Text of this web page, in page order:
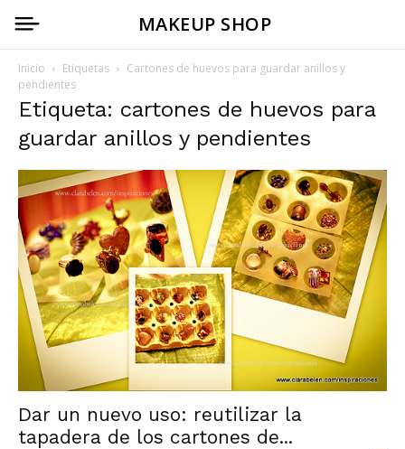
MAKEUP SHOP
Inicio Etiquetas
Cartones de huevos para guardar anillos y
pendientes
Etiqueta: cartones de huevos para
guardar anillos y pendientes
Dar un nuevo uso: reutilizar la
tapadera de los cartones de...